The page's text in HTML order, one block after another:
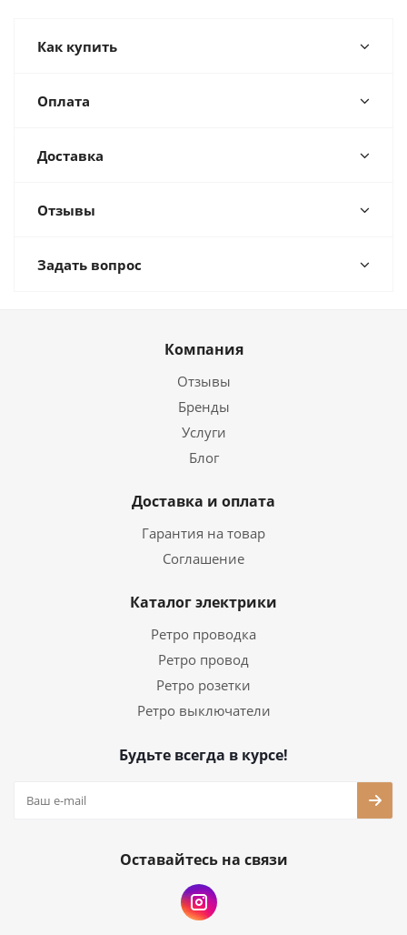
Как купить
Оплата
Доставка
Отзывы
Задать вопрос
Компания
Отзывы
Бренды
Услуги
Блог
Доставка и оплата
Гарантия на товар
Соглашение
Каталог электрики
Ретро проводка
Ретро провод
Ретро розетки
Ретро выключатели
Будьте всегда в курсе!
Оставайтесь на связи